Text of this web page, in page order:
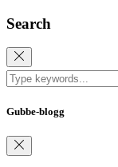
Search
Gubbe-blogg